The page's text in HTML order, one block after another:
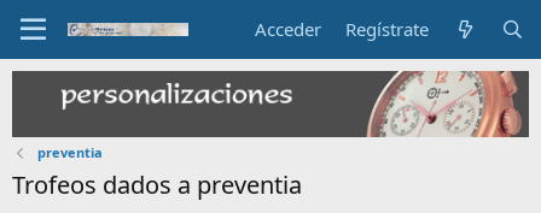
Acceder Regístrate
preventia
Trofeos dados a preventia